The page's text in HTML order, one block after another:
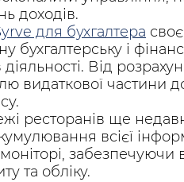
доходів.
для бухгалтера
бухгалтерську і
Від
видаткової частини
ресторанів ще
всієї
та обліку.